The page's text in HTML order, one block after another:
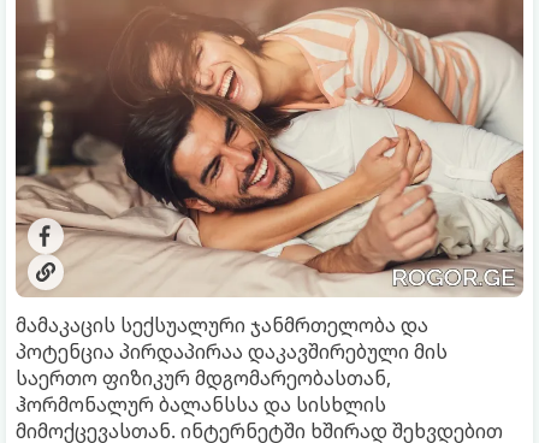
მამაკაცის სექსუალური ჯანმრთელობა და
პოტენცია პირდაპირაა დაკავშირებული მის
საერთო ფიზიკურ მდგომარეობასთან,
ჰორმონალურ ბალანსსა და სისხლის
მიმოქცევასთან. ინტერნეტში ხშირად შეხვდებით